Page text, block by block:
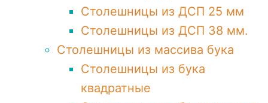
Столешницы из ДСП 25 мм
Столешницы из ДСП 38 мм.
Столешницы из массива бука
Столешницы из бука
квадратные